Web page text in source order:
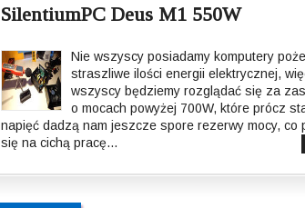
SilentiumPC Deus M1 550W
Nie wszyscy posiadamy komputery
straszliwe ilości energii elektrycznej,
wszyscy będziemy rozglądać się za
o mocach powyżej 700W, które prócz
napięć dadzą nam jeszcze spore rezerwy mocy, co
się na cichą pracę...